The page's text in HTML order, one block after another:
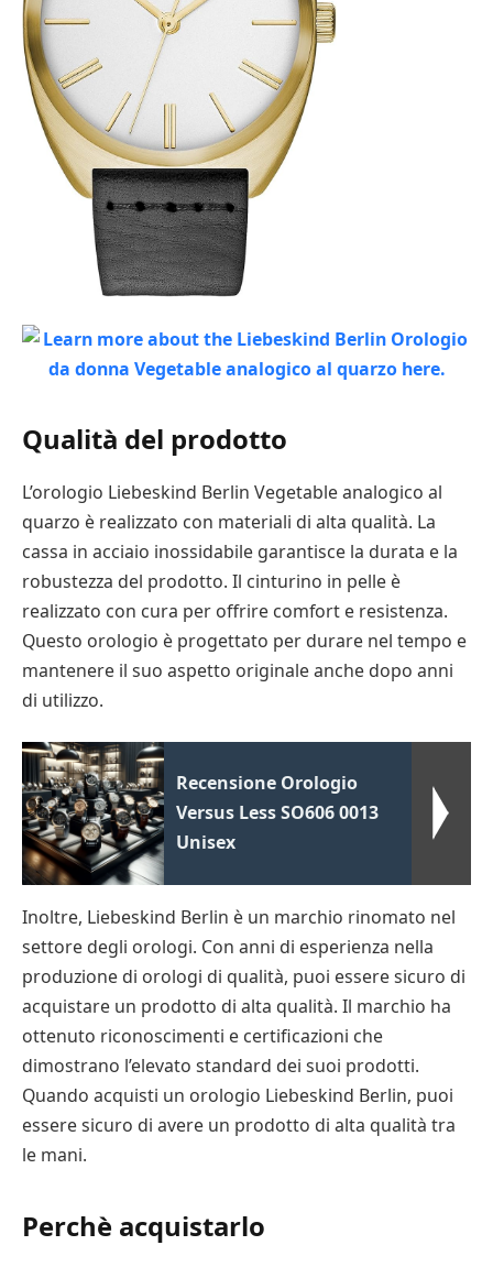
Qualità del prodotto
L’orologio Liebeskind Berlin Vegetable analogico al
quarzo è realizzato con materiali di alta qualità. La
cassa in acciaio inossidabile garantisce la durata e la
robustezza del prodotto. Il cinturino in pelle è
realizzato con cura per offrire comfort e resistenza.
Questo orologio è progettato per durare nel tempo e
mantenere il suo aspetto originale anche dopo anni
di utilizzo.
Recensione Orologio
Versus Less SO606 0013
Unisex
Inoltre, Liebeskind Berlin è un marchio rinomato nel
settore degli orologi. Con anni di esperienza nella
produzione di orologi di qualità, puoi essere sicuro di
acquistare un prodotto di alta qualità. Il marchio ha
ottenuto riconoscimenti e certificazioni che
dimostrano l’elevato standard dei suoi prodotti.
Quando acquisti un orologio Liebeskind Berlin, puoi
essere sicuro di avere un prodotto di alta qualità tra
le mani.
Perchè acquistarlo